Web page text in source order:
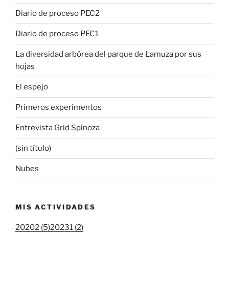
Diario de proceso PEC2
Diario de proceso PEC1
La diversidad arbórea del parque de Lamuza por sus
hojas
El espejo
Primeros experimentos
Entrevista Grid Spinoza
(sin título)
Nubes
MIS ACTIVIDADES
20202 (5)20231 (2)